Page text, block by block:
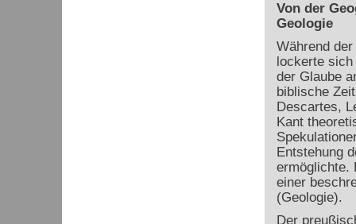
Von der
Geologie
Während
lockerte
der Glaube
biblische
Descartes,
Kant
Entstehung
ermöglichte.
einer
(Geologie).
Der